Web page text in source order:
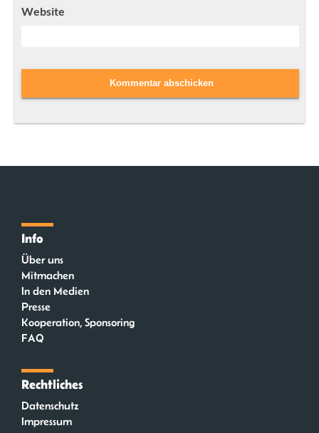
Website
Info
Über uns
Mitmachen
In den Medien
Presse
Kooperation, Sponsoring
FAQ
Rechtliches
Datenschutz
Impressum